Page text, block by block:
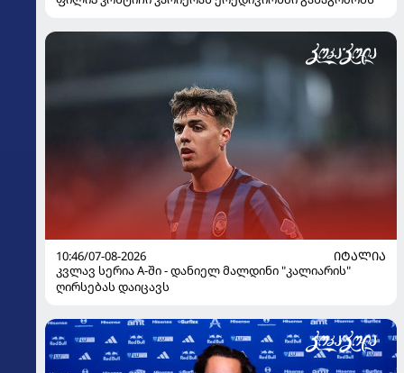
10:46/07-08-2026
ᲘᲢᲐᲚᲘᲐ
კვლავ სერია A-ში - დანიელ მალდინი "კალიარის"
ღირსებას დაიცავს